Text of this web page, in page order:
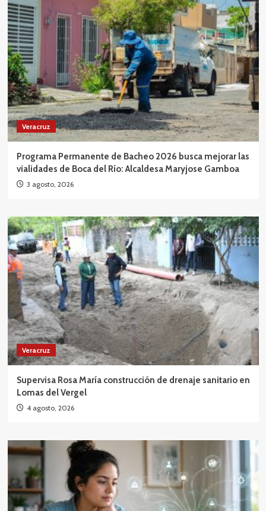
Veracruz
Programa Permanente de Bacheo 2026 busca mejorar las
vialidades de Boca del Río: Alcaldesa Maryjose Gamboa
3 agosto, 2026
Veracruz
Supervisa Rosa María construcción de drenaje sanitario en
Lomas del Vergel
4 agosto, 2026